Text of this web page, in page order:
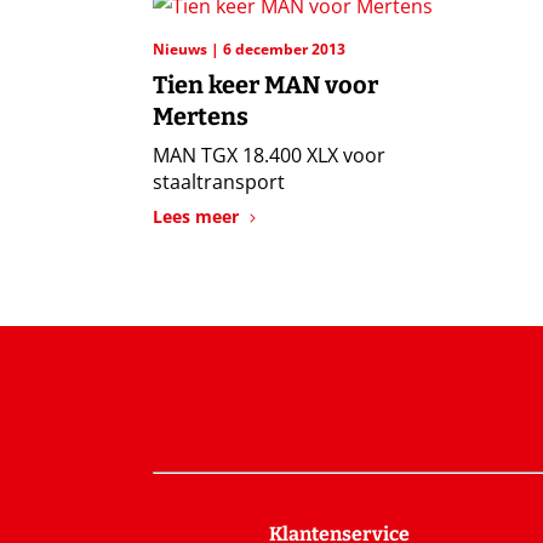
Nieuws 6 december 2013
Tien keer MAN voor
Mertens
MAN TGX 18.400 XLX voor
staaltransport
Lees meer
Klantenservice